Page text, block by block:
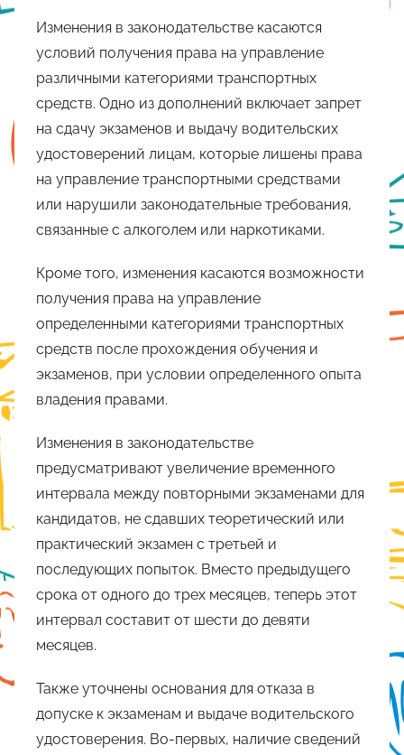
Изменения в законодательстве касаются
условий получения права на управление
различными категориями транспортных
средств. Одно из дополнений включает запрет
на сдачу экзаменов и выдачу водительских
удостоверений лицам, которые лишены права
на управление транспортными средствами
или нарушили законодательные требования,
связанные с алкоголем или наркотиками.
Кроме того, изменения касаются возможности
получения права на управление
определенными категориями транспортных
средств после прохождения обучения и
экзаменов, при условии определенного опыта
владения правами.
Изменения в законодательстве
предусматривают увеличение временного
интервала между повторными экзаменами для
кандидатов, не сдавших теоретический или
практический экзамен с третьей и
последующих попыток. Вместо предыдущего
срока от одного до трех месяцев, теперь этот
интервал составит от шести до девяти
месяцев.
Также уточнены основания для отказа в
допуске к экзаменам и выдаче водительского
удостоверения. Во-первых, наличие сведений